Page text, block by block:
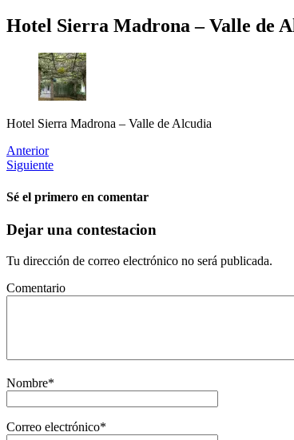
Hotel Sierra Madrona – Valle de
Hotel Sierra Madrona – Valle de Alcudia
Anterior
Siguiente
Sé el primero en comentar
Dejar una contestacion
Tu dirección de correo electrónico no será publicada.
Comentario
Nombre*
Correo electrónico*